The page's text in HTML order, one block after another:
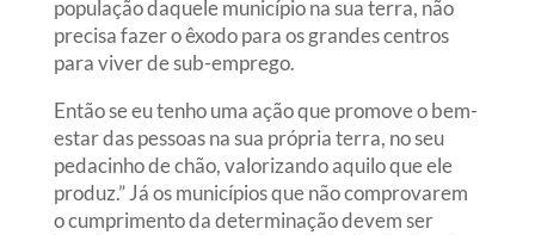
população daquele município na sua terra, não
precisa fazer o êxodo para os grandes centros
para viver de sub-emprego.
Então se eu tenho uma ação que promove o bem-
estar das pessoas na sua própria terra, no seu
pedacinho de chão, valorizando aquilo que ele
produz.” Já os municípios que não comprovarem
o cumprimento da determinação devem ser